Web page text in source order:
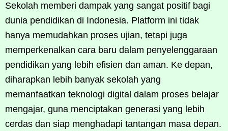
Sekolah memberi dampak yang sangat positif bagi
dunia pendidikan di Indonesia. Platform ini tidak
hanya memudahkan proses ujian, tetapi juga
memperkenalkan cara baru dalam penyelenggaraan
pendidikan yang lebih efisien dan aman. Ke depan,
diharapkan lebih banyak sekolah yang
memanfaatkan teknologi digital dalam proses belajar
mengajar, guna menciptakan generasi yang lebih
cerdas dan siap menghadapi tantangan masa depan.